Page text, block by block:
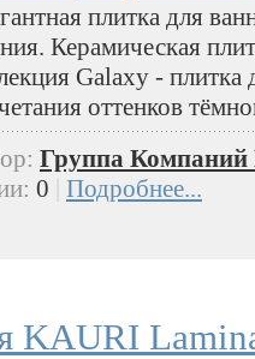
плитка для
Керамическая
Galaxy -
оттенков
Группа Компаний
0 Подробнее...
KAURI